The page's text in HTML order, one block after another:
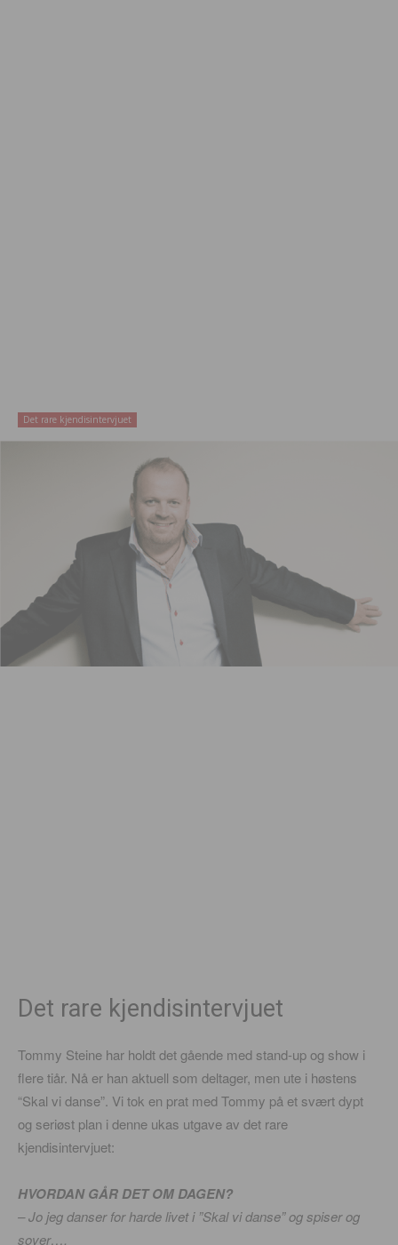
Det rare kjendisintervjuet
Det rare kjendisintervjuet
Tommy Steine har holdt det gående med stand-up og show i
flere tiår. Nå er han aktuell som deltager, men ute i høstens
“Skal vi danse”. Vi tok en prat med Tommy på et svært dypt
og seriøst plan i denne ukas utgave av det rare
kjendisintervjuet:
HVORDAN GÅR DET OM DAGEN?
– Jo jeg danser for harde livet i ”Skal vi danse” og spiser og
sover….